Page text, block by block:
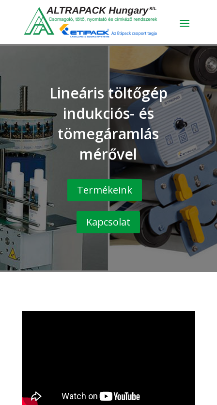
Lineáris töltőgép
indukciós- és
tömegáramlás
mérővel
Termékeink
Kapcsolat